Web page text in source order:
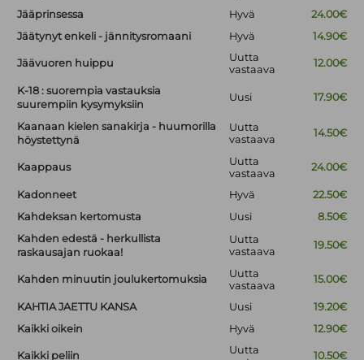
Jääprinsessa
Hyvä
24.00€
Jäätynyt enkeli - jännitysromaani
Hyvä 14.90€
Jäävuoren huippu
Uutta
vastaava
12.00€
K-18 : suorempia vastauksia
suurempiin kysymyksiin
Uusi 17.90€
Kaanaan kielen sanakirja - huumorilla
höystettynä
Uutta
vastaava
14.50€
Kaappaus
Uutta
vastaava
24.00€
Kadonneet Hyvä
22.50€
Kahdeksan kertomusta
Uusi
8.50€
Kahden edestä - herkullista
raskausajan ruokaa!
Uutta
vastaava
19.50€
Kahden minuutin joulukertomuksia
Uutta
vastaava
15.00€
KAHTIA JAETTU KANSA Uusi
19.20€
Kaikki oikein
Hyvä 12.90€
Kaikki peliin
Uutta
10.50€